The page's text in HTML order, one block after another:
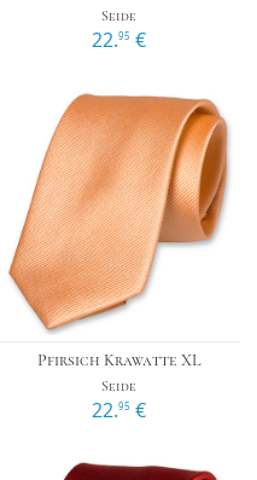
Seide
22.95 €
Pfirsich Krawatte XL
Seide
22.95 €